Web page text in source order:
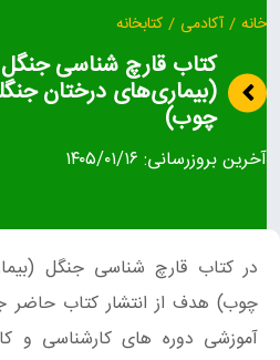
خانه / آکادمی / کتابخانه
کتاب قارچ‌ شناسی جنگل
(بیماری‌های درختان
چوب)
آخرین بروزرسانی: ۱۴۰۵/۰۱/۱۶
در کتاب قارچ‌ شناسی جنگل
چوب) هدف از انتشار کتاب حاضر
آموزشی دوره‌ های کارشناسی و